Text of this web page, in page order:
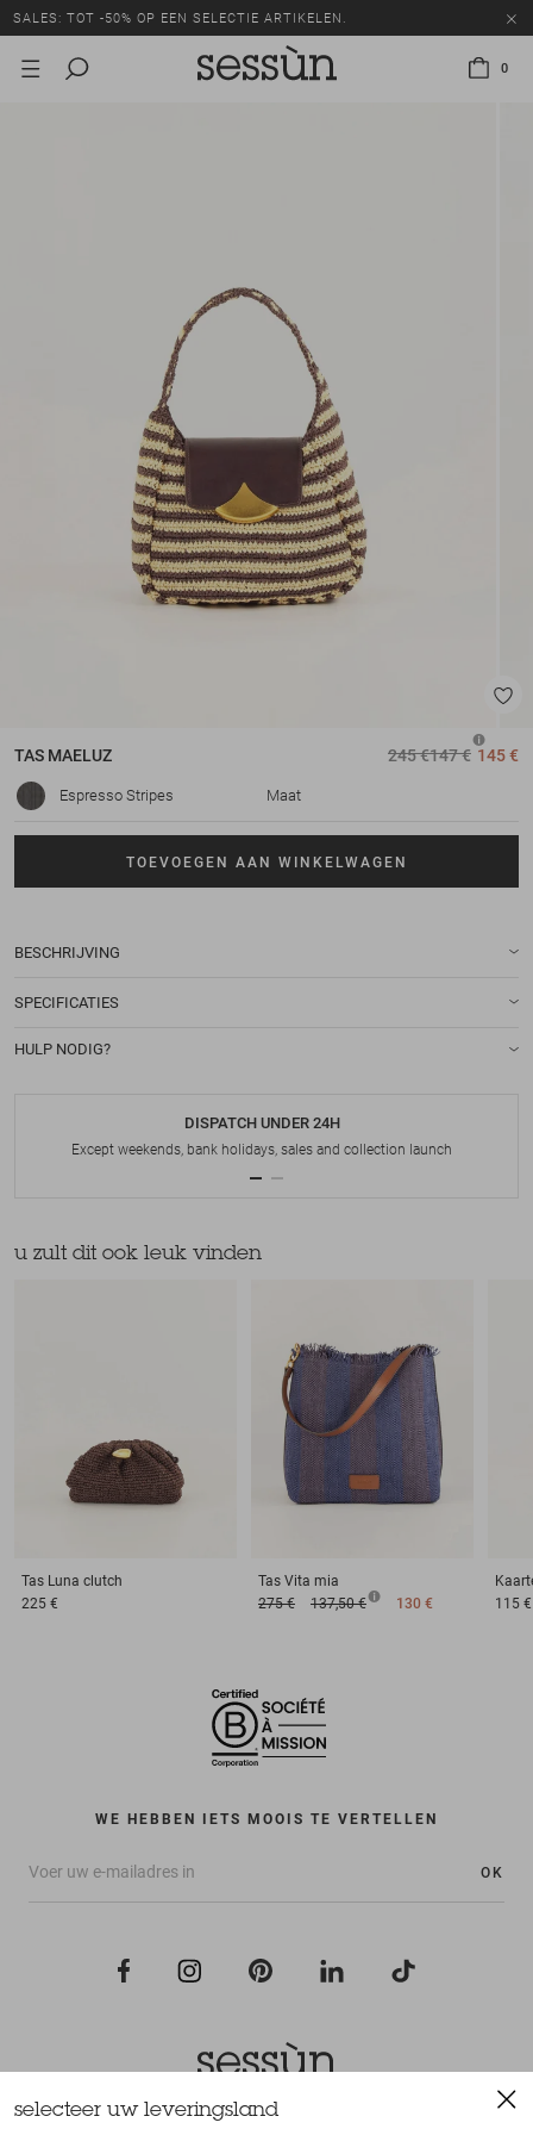
SALES: TOT -50% OP EEN SELECTIE ARTIKELEN.
0
TAS MAELUZ 245 €147 € 145 €
Espresso Stripes Maat
TOEVOEGEN AAN WINKELWAGEN
BESCHRIJVING
SPECIFICATIES
HULP NODIG?
DISPATCH UNDER 24H
Except weekends, bank holidays, sales and collection launch
u zult dit ook leuk vinden
Tas Luna clutch
225 €
Tas Vita mia
275 €
137,50 € 130 €
115 €
WE HEBBEN IETS MOOIS TE VERTELLEN
OK
Alle rechten voorbehouden Sessùn 2022
selecteer uw leveringsland